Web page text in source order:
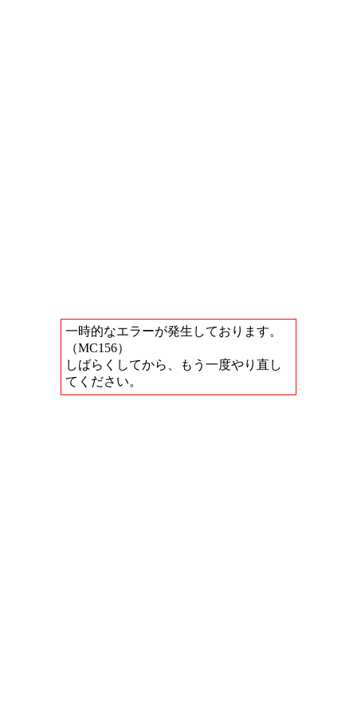
一時的なエラーが発生しております。
（MC156）
しばらくしてから、もう一度やり直し
てください。